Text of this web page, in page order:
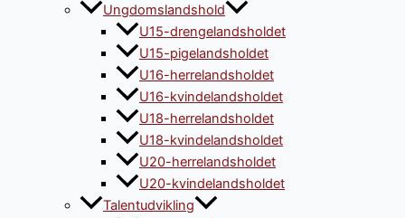
Ungdomslandshold
U15-drengelandsholdet
U15-pigelandsholdet
U16-herrelandsholdet
U16-kvindelandsholdet
U18-herrelandsholdet
U18-kvindelandsholdet
U20-herrelandsholdet
U20-kvindelandsholdet
Talentudvikling